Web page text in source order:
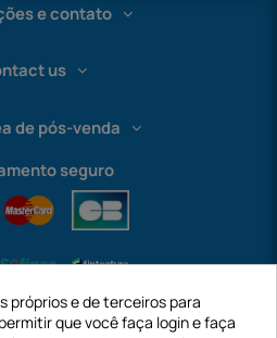
e contato
us
de pós-venda
seguro
próprios e de terceiros para
que você faça login e faça